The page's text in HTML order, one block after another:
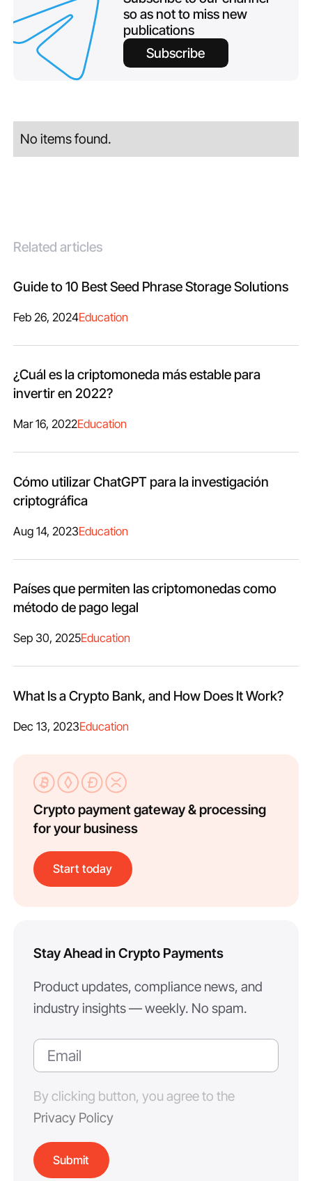
so as not to miss new
publications
Subscribe
No items found.
Related articles
Guide to 10 Best Seed Phrase Storage Solutions
Feb 26, 2024Education
¿Cuál es la criptomoneda más estable para
invertir en 2022?
Mar 16, 2022Education
Cómo utilizar ChatGPT para la investigación
criptográfica
Aug 14, 2023Education
Países que permiten las criptomonedas como
método de pago legal
Sep 30, 2025Education
What Is a Crypto Bank, and How Does It Work?
Dec 13, 2023Education
Crypto payment gateway & processing
for your business
Start today
Stay Ahead in Crypto Payments
Product updates, compliance news, and
industry insights — weekly. No spam.
By clicking button, you agree to the
Privacy Policy